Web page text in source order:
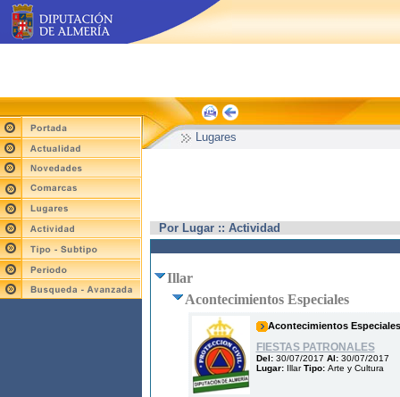
Lugares
Por Lugar :: Actividad
Illar
Acontecimientos Especiales
Acontecimientos Especiales
FIESTAS PATRONALES
Del: 30/07/2017 Al: 30/07/2017
Lugar: IllarTipo: Arte y Cultura